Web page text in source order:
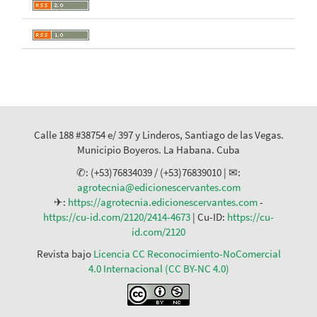
Calle 188 #38754 e/ 397 y Linderos, Santiago de las Vegas.
Municipio Boyeros. La Habana. Cuba
✆: (+53)76834039 / (+53)76839010 | ✉:
agrotecnia@edicionescervantes.com
✈: https://agrotecnia.edicionescervantes.com-
https://cu-id.com/2120/2414-4673 | Cu-ID: https://cu-
id.com/2120
Revista bajo Licencia CC Reconocimiento-NoComercial
4.0 Internacional (CC BY-NC 4.0)